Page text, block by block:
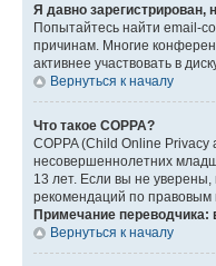
Я давно зарегистрирован,
Попытайтесь найти email-
причинам. Многие
активнее участвовать в
Вернуться к началу
Что такое COPPA?
COPPA (Child Online
несовершеннолетних
13 лет. Если вы не
рекомендаций по правовым
Примечание переводчика:
Вернуться к началу